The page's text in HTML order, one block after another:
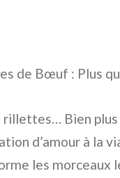
de Bœuf : Plus
rillettes… Bien plus
d’amour à la
les morceaux